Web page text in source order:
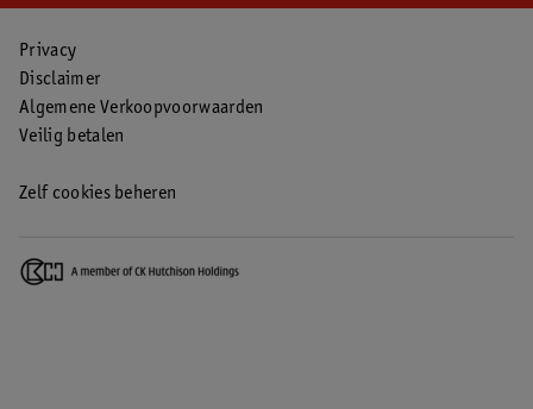
Privacy
Disclaimer
Algemene Verkoopvoorwaarden
Veilig betalen
Zelf cookies beheren